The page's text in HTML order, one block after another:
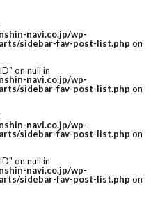
navi.co.jp/wp-
sidebar-fav-post-list.php on
on null in
navi.co.jp/wp-
sidebar-fav-post-list.php on
navi.co.jp/wp-
sidebar-fav-post-list.php on
on null in
navi.co.jp/wp-
sidebar-fav-post-list.php on